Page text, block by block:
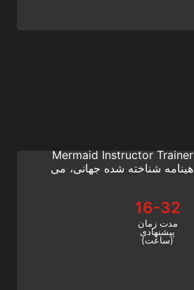
Mermaid Instructor
شناخته شده جهانی، می
16-32
مدت زمان
پیشنهادی
(ساعت)